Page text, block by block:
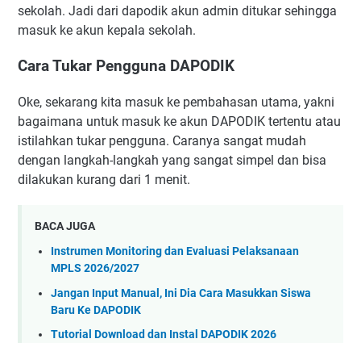
sekolah. Jadi dari dapodik akun admin ditukar sehingga
masuk ke akun kepala sekolah.
Cara Tukar Pengguna DAPODIK
Oke, sekarang kita masuk ke pembahasan utama, yakni
bagaimana untuk masuk ke akun DAPODIK tertentu atau
istilahkan tukar pengguna. Caranya sangat mudah
dengan langkah-langkah yang sangat simpel dan bisa
dilakukan kurang dari 1 menit.
BACA JUGA
Instrumen Monitoring dan Evaluasi Pelaksanaan
MPLS 2026/2027
Jangan Input Manual, Ini Dia Cara Masukkan Siswa
Baru Ke DAPODIK
Tutorial Download dan Instal DAPODIK 2026